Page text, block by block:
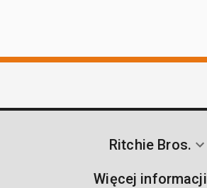
Ritchie Bros.
Więcej informacji